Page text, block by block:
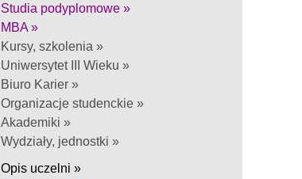
Studia podyplomowe »
MBA »
Kursy, szkolenia »
Uniwersytet III Wieku »
Biuro Karier »
Organizacje studenckie »
Akademiki »
Wydziały, jednostki »
Opis uczelni »